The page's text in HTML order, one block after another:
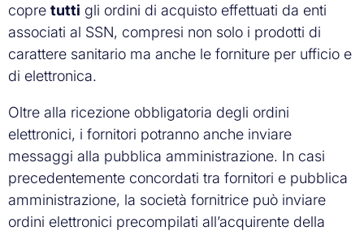
copre tutti gli ordini di acquisto effettuati da enti
associati al SSN, compresi non solo i prodotti di
carattere sanitario ma anche le forniture per ufficio e
di elettronica.
Oltre alla ricezione obbligatoria degli ordini
elettronici, i fornitori potranno anche inviare
messaggi alla pubblica amministrazione. In casi
precedentemente concordati tra fornitori e pubblica
amministrazione, la società fornitrice può inviare
ordini elettronici precompilati all’acquirente della